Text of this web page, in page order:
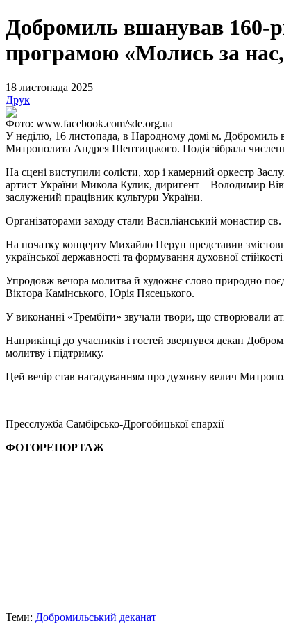
Добромиль вшанував 160-
програмою «Молись за
18 листопада 2025
Друк
Фото: www.facebook.com/sde.org.ua
У неділю, 16 листопада, в Народному домі м. Добромиль
Митрополита Андрея Шептицького. Подія зібрала
На сцені виступили солісти, хор і камерний оркестр
артист України Микола Кулик, диригент – Володимир
заслужений працівник культури України.
Організаторами заходу стали Василіанський монастир
На початку концерту Михайло Перун представив
української державності та формування духовної
Упродовж вечора молитва й художнє слово природно
Віктора Камінського, Юрія Пясецького.
У виконанні «Трембіти» звучали твори, що створювали
Наприкінці до учасників і гостей звернувся декан
молитву і підтримку.
Цей вечір став нагадуванням про духовну велич
Пресслужба Самбірсько-Дрогобицької єпархії
ФОТОРЕПОРТАЖ
Теми: Добромильський деканат